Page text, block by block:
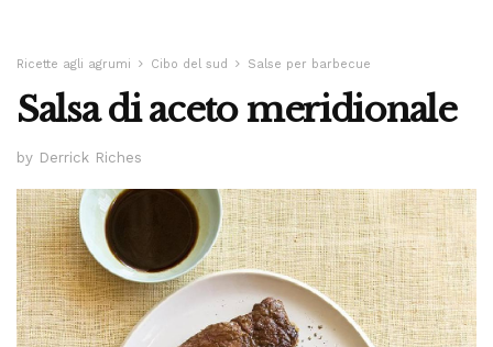
Ricette agli agrumi Cibo del sud Salse per barbecue
Salsa di aceto meridionale
by Derrick Riches